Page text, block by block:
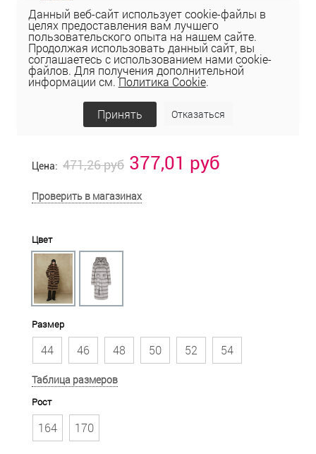
Цена: 471,26 руб 377,01 руб
Проверить в магазинах
Цвет
Размер
44 46 48 50 52 54
Таблица размеров
Рост
164 170
Данный веб-сайт использует cookie-файлы в
целях предоставления вам лучшего
пользовательского опыта на нашем сайте.
Продолжая использовать данный сайт, вы
соглашаетесь с использованием нами cookie-
файлов. Для получения дополнительной
информации см.Политика Cookie.
Принять Отказаться